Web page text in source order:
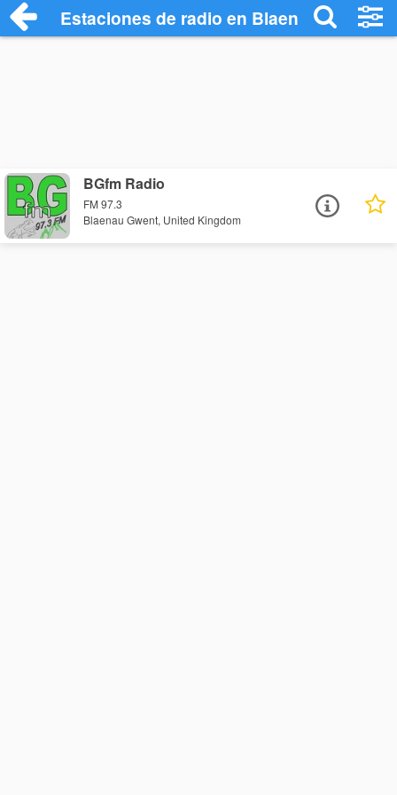
Estaciones de radio en Blaenau Gwent -
BGfm Radio
FM 97.3
Blaenau Gwent, United Kingdom